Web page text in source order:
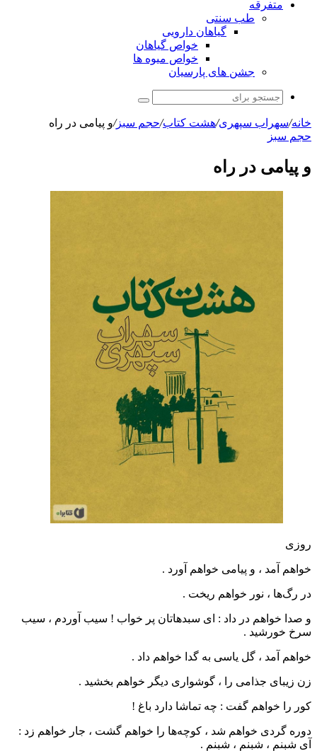
متفرقه
طب سنتی
گیاهان دارویی
خواص گیاهان
خواص میوه ها
جشن های پارسیان
جستجو
خانه/سهراب سپهری/هشت کتاب/حجم سبز/و پیامی در راه
حجم سبز
و پیامی در راه
روزی
خواهم آمد ، و پیامی خواهم آورد .
در رگ‌ها ، نور خواهم ریخت .
و صدا خواهم در داد : ای سبدهاتان پر خواب ! سیب آوردم ، سیب
سرخ خورشید .
خواهم آمد ، گل یاسی به گدا خواهم داد .
زن زیبای جذامی را ، گوشواری دیگر خواهم بخشید .
کور را خواهم گفت : چه تماشا دارد باغ !
دوره گردی خواهم شد ، کوچه‌ها را خواهم گشت ، جار خواهم زد :
آی شبنم ، شبنم ، شبنم .